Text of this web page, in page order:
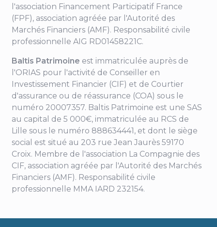
l'association Financement Participatif France
(FPF), association agréée par l'Autorité des
Marchés Financiers (AMF). Responsabilité civile
professionnelle AIG RD01458221C.
Baltis Patrimoine est immatriculée auprès de
l'ORIAS pour l'activité de Conseiller en
Investissement Financier (CIF) et de Courtier
d'assurance ou de réassurance (COA) sous le
numéro 20007357. Baltis Patrimoine est une SAS
au capital de 5 000€, immatriculée au RCS de
Lille sous le numéro 888634441, et dont le siège
social est situé au 203 rue Jean Jaurès 59170
Croix. Membre de l'association La Compagnie des
CIF, association agréée par l'Autorité des Marchés
Financiers (AMF). Responsabilité civile
professionnelle MMA IARD 232154.